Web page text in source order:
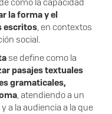
la forma y el
escritos, en contextos
social.
se define como la
pasajes textuales
gramaticales,
, atendiendo a un
a la audiencia a la que